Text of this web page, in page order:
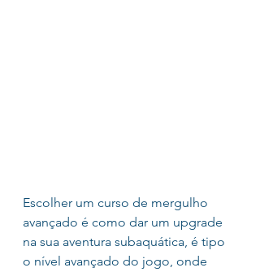
Escolher um curso de mergulho
avançado é como dar um upgrade
na sua aventura subaquática, é tipo
o nível avançado do jogo, onde